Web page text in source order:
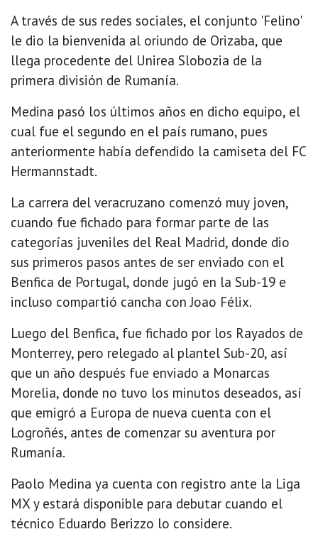
A través de sus redes sociales, el conjunto 'Felino'
le dio la bienvenida al oriundo de Orizaba, que
llega procedente del Unirea Slobozia de la
primera división de Rumanía.
Medina pasó los últimos años en dicho equipo, el
cual fue el segundo en el país rumano, pues
anteriormente había defendido la camiseta del FC
Hermannstadt.
La carrera del veracruzano comenzó muy joven,
cuando fue fichado para formar parte de las
categorías juveniles del Real Madrid, donde dio
sus primeros pasos antes de ser enviado con el
Benfica de Portugal, donde jugó en la Sub-19 e
incluso compartió cancha con Joao Félix.
Luego del Benfica, fue fichado por los Rayados de
Monterrey, pero relegado al plantel Sub-20, así
que un año después fue enviado a Monarcas
Morelia, donde no tuvo los minutos deseados, así
que emigró a Europa de nueva cuenta con el
Logroñés, antes de comenzar su aventura por
Rumanía.
Paolo Medina ya cuenta con registro ante la Liga
MX y estará disponible para debutar cuando el
técnico Eduardo Berizzo lo considere.